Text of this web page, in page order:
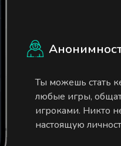
Ты можешь стать
любые игры,
игроками. Никто
настоящую